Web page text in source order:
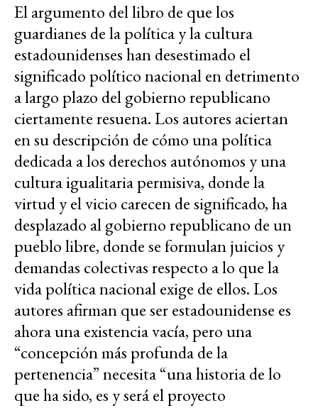
El argumento del libro de que los
guardianes de la política y la cultura
estadounidenses han desestimado el
significado político nacional en detrimento
a largo plazo del gobierno republicano
ciertamente resuena. Los autores aciertan
en su descripción de cómo una política
dedicada a los derechos autónomos y una
cultura igualitaria permisiva, donde la
virtud y el vicio carecen de significado, ha
desplazado al gobierno republicano de un
pueblo libre, donde se formulan juicios y
demandas colectivas respecto a lo que la
vida política nacional exige de ellos. Los
autores afirman que ser estadounidense es
ahora una existencia vacía, pero una
“concepción más profunda de la
pertenencia” necesita “una historia de lo
que ha sido, es y será el proyecto